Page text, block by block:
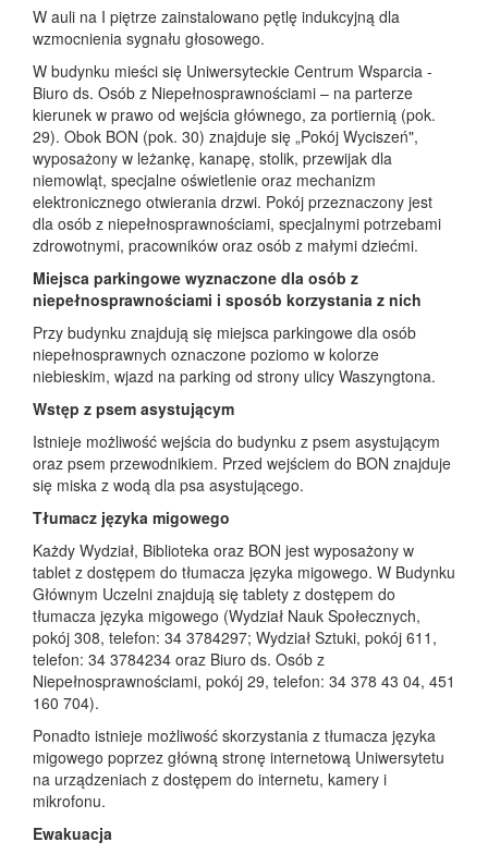
W auli na I piętrze zainstalowano pętlę indukcyjną dla
wzmocnienia sygnału głosowego.
W budynku mieści się Uniwersyteckie Centrum Wsparcia -
Biuro ds. Osób z Niepełnosprawnościami – na parterze
kierunek w prawo od wejścia głównego, za portiernią (pok.
29). Obok BON (pok. 30) znajduje się „Pokój Wyciszeń",
wyposażony w leżankę, kanapę, stolik, przewijak dla
niemowląt, specjalne oświetlenie oraz mechanizm
elektronicznego otwierania drzwi. Pokój przeznaczony jest
dla osób z niepełnosprawnościami, specjalnymi potrzebami
zdrowotnymi, pracowników oraz osób z małymi dziećmi.
Miejsca parkingowe wyznaczone dla osób z
niepełnosprawnościami i sposób korzystania z nich
Przy budynku znajdują się miejsca parkingowe dla osób
niepełnosprawnych oznaczone poziomo w kolorze
niebieskim, wjazd na parking od strony ulicy Waszyngtona.
Wstęp z psem asystującym
Istnieje możliwość wejścia do budynku z psem asystującym
oraz psem przewodnikiem. Przed wejściem do BON znajduje
się miska z wodą dla psa asystującego.
Tłumacz języka migowego
Każdy Wydział, Biblioteka oraz BON jest wyposażony w
tablet z dostępem do tłumacza języka migowego. W Budynku
Głównym Uczelni znajdują się tablety z dostępem do
tłumacza języka migowego (Wydział Nauk Społecznych,
pokój 308, telefon: 34 3784297; Wydział Sztuki, pokój 611,
telefon: 34 3784234 oraz Biuro ds. Osób z
Niepełnosprawnościami, pokój 29, telefon: 34 378 43 04, 451
160 704).
Ponadto istnieje możliwość skorzystania z tłumacza języka
migowego poprzez główną stronę internetową Uniwersytetu
na urządzeniach z dostępem do internetu, kamery i
mikrofonu.
Ewakuacja